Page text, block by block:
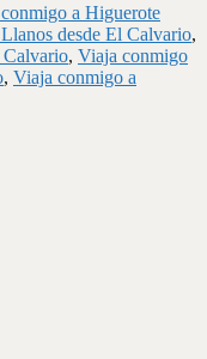
a Higuerote
desde El Calvario,
Calvario, Viaja conmigo
, Viaja conmigo a